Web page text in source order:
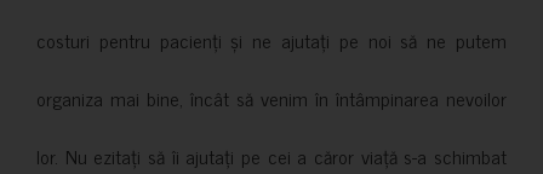
costuri pentru pacienți și ne ajutați pe noi să ne putem
organiza mai bine, încât să venim în întâmpinarea nevoilor
lor. Nu ezitați să îi ajutați pe cei a căror viață s-a schimbat